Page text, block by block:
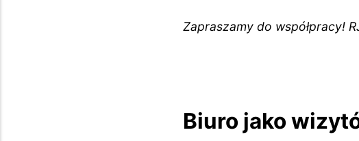
Zapraszamy do współpracy!
Biuro jako